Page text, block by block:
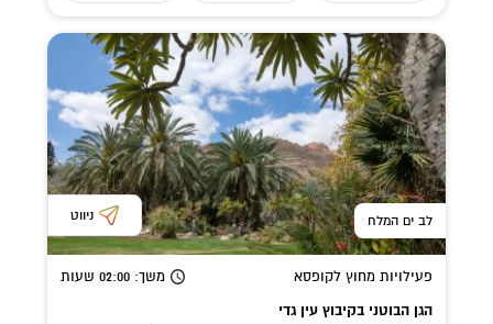
לב ים המלח ניווט
פעילויות מחוץ לקופסא משך: 02:00 שעות
הגן הבוטני בקיבוץ עין גדי